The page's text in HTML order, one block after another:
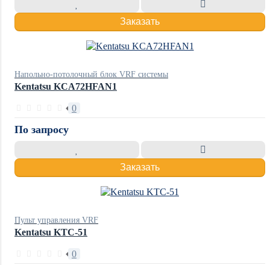
Заказать
Напольно-потолочный блок VRF системы
Kentatsu KCA72HFAN1
0
По запросу
Заказать
Пульт управления VRF
Kentatsu KTC-51
0